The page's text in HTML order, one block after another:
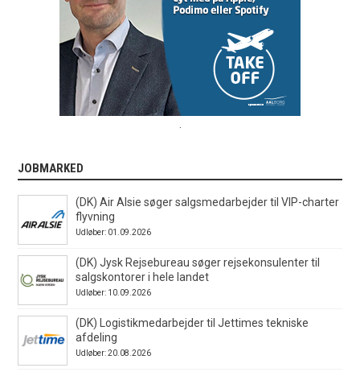
JOBMARKED
(DK) Air Alsie søger salgsmedarbejder til VIP-charter
flyvning
Udløber: 01.09.2026
(DK) Jysk Rejsebureau søger rejsekonsulenter til
salgskontorer i hele landet
Udløber: 10.09.2026
(DK) Logistikmedarbejder til Jettimes tekniske
afdeling
Udløber: 20.08.2026